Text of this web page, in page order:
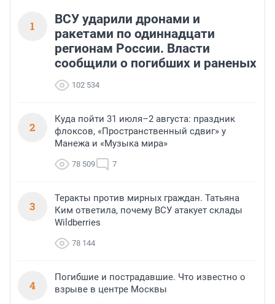
1
ВСУ ударили дронами и
ракетами по одиннадцати
регионам России. Власти
сообщили о погибших и раненых
102 534
2
Куда пойти 31 июля–2 августа: праздник
флоксов, «Пространственный сдвиг» у
Манежа и «Музыка мира»
78 509 7
3
Теракты против мирных граждан. Татьяна
Ким ответила, почему ВСУ атакует склады
Wildberries
78 144
4
Погибшие и пострадавшие. Что известно о
взрыве в центре Москвы